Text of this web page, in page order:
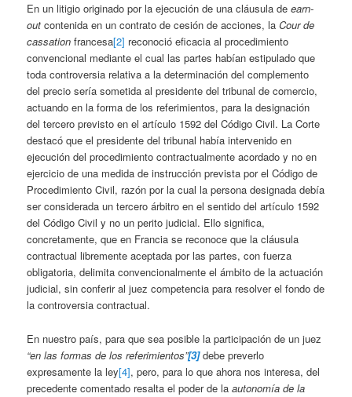
En un litigio originado por la ejecución de una cláusula deearn-
out contenida en un contrato de cesión de acciones, laCour de
cassation francesa[2] reconoció eficacia al procedimiento
convencional mediante el cual las partes habían estipulado que
toda controversia relativa a la determinación del complemento
del precio sería sometida al presidente del tribunal de comercio,
actuando en la forma de los referimientos, para la designación
del tercero previsto en el artículo 1592 del Código Civil. La Corte
destacó que el presidente del tribunal había intervenido en
ejecución del procedimiento contractualmente acordado y no en
ejercicio de una medida de instrucción prevista por el Código de
Procedimiento Civil, razón por la cual la persona designada debía
ser considerada un tercero árbitro en el sentido del artículo 1592
del Código Civil y no un perito judicial. Ello significa,
concretamente, que en Francia se reconoce que la cláusula
contractual libremente aceptada por las partes, con fuerza
obligatoria, delimita convencionalmente el ámbito de la actuación
judicial, sin conferir al juez competencia para resolver el fondo de
la controversia contractual.
En nuestro país, para que sea posible la participación de un juez
“en las formas de los referimientos”[3]debe preverlo
expresamente la ley[4], pero, para lo que ahora nos interesa, del
precedente comentado resalta el poder de laautonomía de la